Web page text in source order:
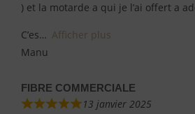
) et la motarde a qui je l’ai offert a
C’es
Afficher plus
Manu
FIBRE COMMERCIALE
13 janvier 2025